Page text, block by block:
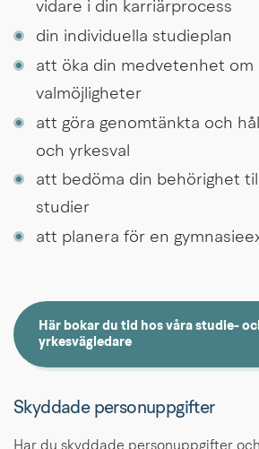
vidare i din karriärprocess
din individuella studieplan
att öka din medvetenhet om
valmöjligheter
att göra genomtänkta och
och yrkesval
att bedöma din behörighet
studier
att planera för en
Här bokar du tid hos våra studie-
yrkesvägledare
Länk till annan webbplats.
Skyddade personuppgifter
Har du skyddade personuppgifter